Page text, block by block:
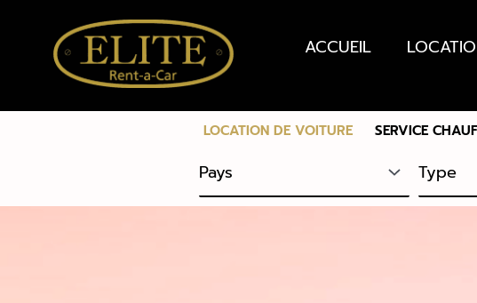
ACCUEIL
LOCATION DE VOITURE SERVICE